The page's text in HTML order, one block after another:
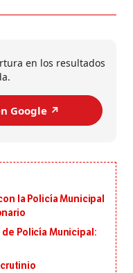
en los resultados
Google ↗️
la Policía Municipal
Policía Municipal: